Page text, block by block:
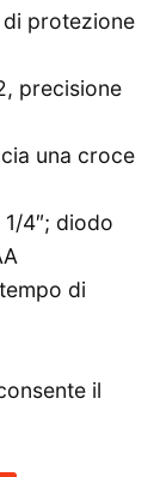
di protezione
precisione
una croce
4″; diodo
di
il